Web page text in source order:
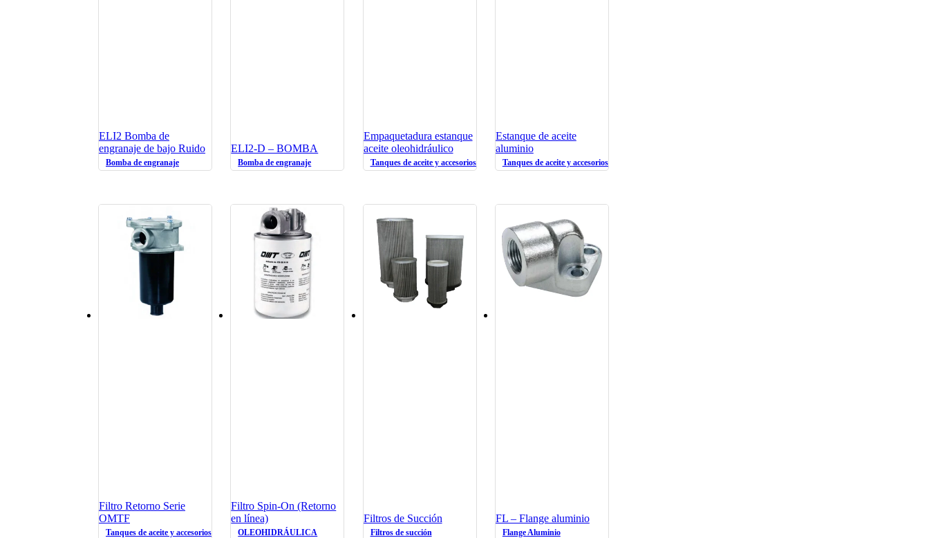
ELI2 Bomba de
engranaje de bajo Ruido
Bomba de engranaje
ELI2-D – BOMBA
Bomba de engranaje
Empaquetadura estanque
aceite oleohidráulico
Tanques de aceite y accesorios oleohidráulicos
Estanque de aceite
aluminio
Tanques de aceite y accesorios oleohidráulicos
Filtro Retorno Serie
OMTF
Tanques de aceite y accesorios oleohidráulicos
Filtro Spin-On (Retorno
en línea)
OLEOHIDRÁULICA
Filtros de Succión
Filtros de succión
FL – Flange aluminio
Flange Aluminio